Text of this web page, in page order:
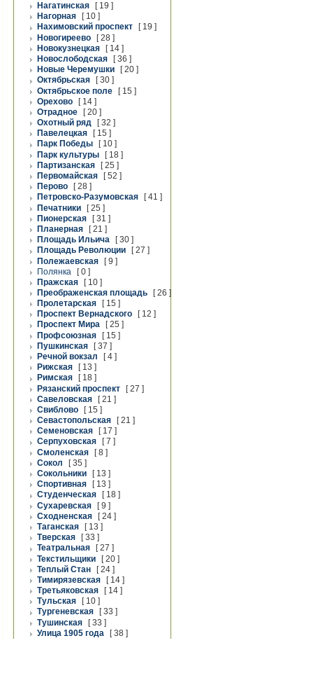
Нагатинская
[ 19 ]
Нагорная
[ 10 ]
Нахимовский проспект
[ 19 ]
Новогиреево
[ 28 ]
Новокузнецкая
[ 14 ]
Новослободская
[ 36 ]
Новые Черемушки
[ 20 ]
Октябрьская
[ 30 ]
Октябрьское поле
[ 15 ]
Орехово
[ 14 ]
Отрадное
[ 20 ]
Охотный ряд
[ 32 ]
Павелецкая
[ 15 ]
Парк Победы
[ 10 ]
Парк культуры
[ 18 ]
Партизанская
[ 25 ]
Первомайская
[ 52 ]
Перово
[ 28 ]
Петровско-Разумовская
[ 41 ]
Печатники
[ 25 ]
Пионерская
[ 31 ]
Планерная
[ 21 ]
Площадь Ильича
[ 30 ]
Площадь Революции
[ 27 ]
Полежаевская
[ 9 ]
Полянка
[ 0 ]
Пражская
[ 10 ]
Преображенская площадь
[ 26 ]
Пролетарская
[ 15 ]
Проспект Вернадского
[ 12 ]
Проспект Мира
[ 25 ]
Профсоюзная
[ 15 ]
Пушкинская
[ 37 ]
Речной вокзал
[ 4 ]
Рижская
[ 13 ]
Римская
[ 18 ]
Рязанский проспект
[ 27 ]
Савеловская
[ 21 ]
Свиблово
[ 15 ]
Севастопольская
[ 21 ]
Семеновская
[ 17 ]
Серпуховская
[ 7 ]
Смоленская
[ 8 ]
Сокол
[ 35 ]
Сокольники
[ 13 ]
Спортивная
[ 13 ]
Студенческая
[ 18 ]
Сухаревская
[ 9 ]
Сходненская
[ 24 ]
Таганская
[ 13 ]
Тверская
[ 33 ]
Театральная
[ 27 ]
Текстильщики
[ 20 ]
Теплый Стан
[ 24 ]
Тимирязевская
[ 14 ]
Третьяковская
[ 14 ]
Тульская
[ 10 ]
Тургеневская
[ 33 ]
Тушинская
[ 33 ]
Улица 1905 года
[ 38 ]